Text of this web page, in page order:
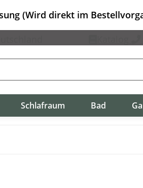
(Wird direkt im
Schlafraum Bad